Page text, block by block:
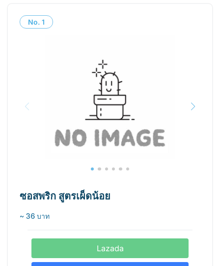
No. 1
ซอสพริก สูตรเผ็ดน้อย
~ 36 บาท
Lazada